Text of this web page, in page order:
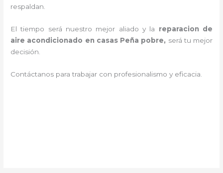
respaldan.
El tiempo será nuestro mejor aliado y la reparacion de
aire acondicionado en casas Peña pobre, será tu mejor
decisión.
Contáctanos para trabajar con profesionalismo y eficacia.